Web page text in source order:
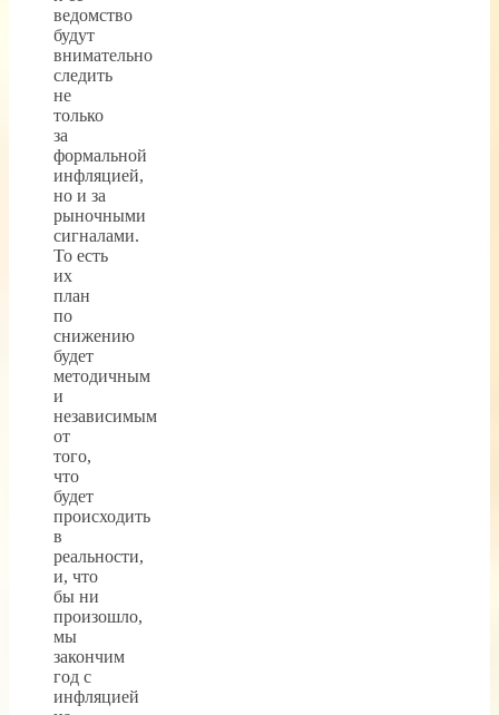
ведомство
будут
внимательно
следить
не
только
за
формальной
инфляцией,
но и за
рыночными
сигналами.
То есть
их
план
по
снижению
будет
методичным
и
независимым
от
того,
что
будет
происходить
в
реальности,
и, что
бы ни
произошло,
мы
закончим
год с
инфляцией